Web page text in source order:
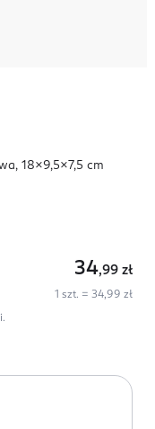
18x9,5x7,5 cm
34,99 zł
1 szt. = 34,99 zł